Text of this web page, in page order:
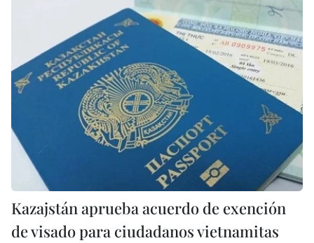
Kazajstán aprueba acuerdo de exención
de visado para ciudadanos vietnamitas